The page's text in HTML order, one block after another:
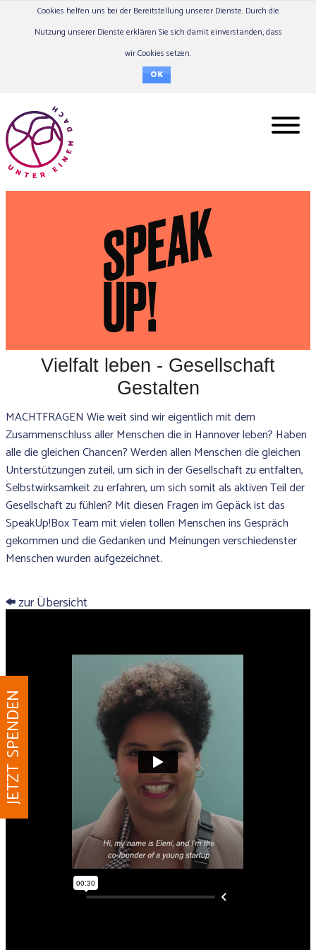
Cookies helfen uns bei der Bereitstellung unserer Dienste. Durch die
Nutzung unserer Dienste erklären Sie sich damit einverstanden, dass
wir Cookies setzen.
OK
Vielfalt leben - Gesellschaft
Gestalten
MACHTFRAGEN Wie weit sind wir eigentlich mit dem
Zusammenschluss aller Menschen die in Hannover leben? Haben
alle die gleichen Chancen? Werden allen Menschen die gleichen
Unterstützungen zuteil, um sich in der Gesellschaft zu entfalten,
Selbstwirksamkeit zu erfahren, um sich somit als aktiven Teil der
Gesellschaft zu fühlen? Mit diesen Fragen im Gepäck ist das
SpeakUp!Box Team mit vielen tollen Menschen ins Gespräch
gekommen und die Gedanken und Meinungen verschiedenster
Menschen wurden aufgezeichnet.
zur Übersicht
JETZT SPENDEN